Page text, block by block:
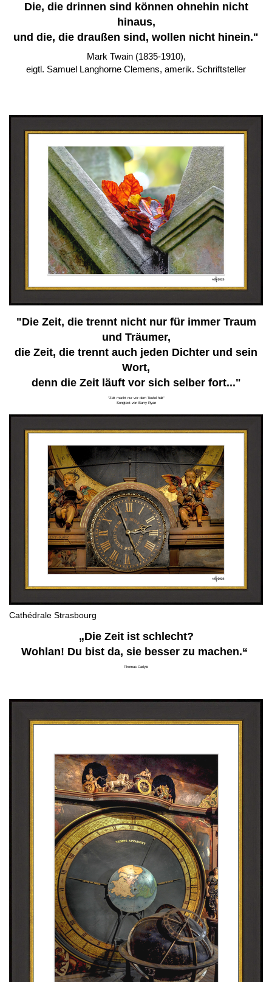
Die, die drinnen sind können ohnehin nicht
hinaus,
und die, die draußen sind, wollen nicht hinein."
Mark Twain (1835-1910),
eigtl. Samuel Langhorne Clemens, amerik. Schriftsteller
"Die Zeit, die trennt nicht nur für immer Traum
und Träumer,
die Zeit, die trennt auch jeden Dichter und sein
Wort,
denn die Zeit läuft vor sich selber fort..."
"Zeit macht nur vor dem Teufel halt"
Songtext von Barry Ryan
Cathédrale Strasbourg
„Die Zeit ist schlecht?
Wohlan! Du bist da, sie besser zu machen.“
Thomas Carlyle